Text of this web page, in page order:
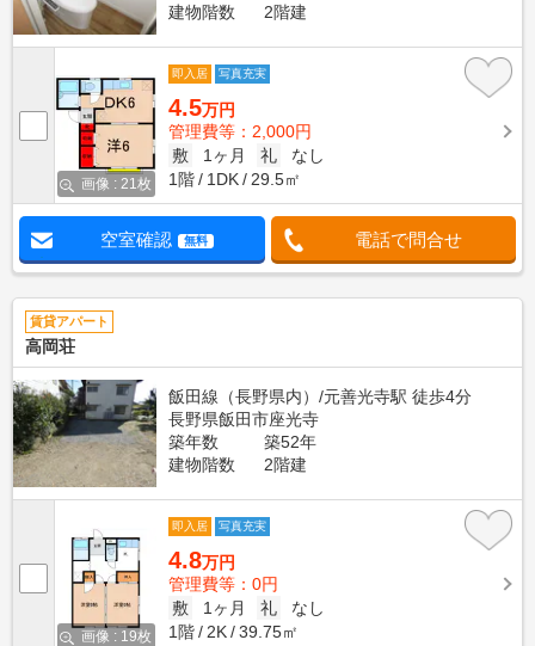
建物階数
2階建
画像 : 21枚
即入居 写真充実
4.5万円
管理費等：2,000円
敷
1ヶ月 礼
なし
1階
1DK 29.5㎡
空室確認 無料 電話で問合せ
賃貸アパート
高岡荘
飯田線（長野県内）/元善光寺駅 徒歩4分
長野県飯田市座光寺
築年数
築52年
建物階数
2階建
画像 : 19枚
即入居 写真充実
4.8万円
管理費等：0円
敷
1ヶ月 礼
なし
1階
2K 39.75㎡